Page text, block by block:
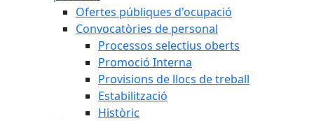
Ofertes públiques d'ocupació
Convocatòries de personal
Processos selectius oberts
Promoció Interna
Provisions de llocs de treball
Estabilització
Històric